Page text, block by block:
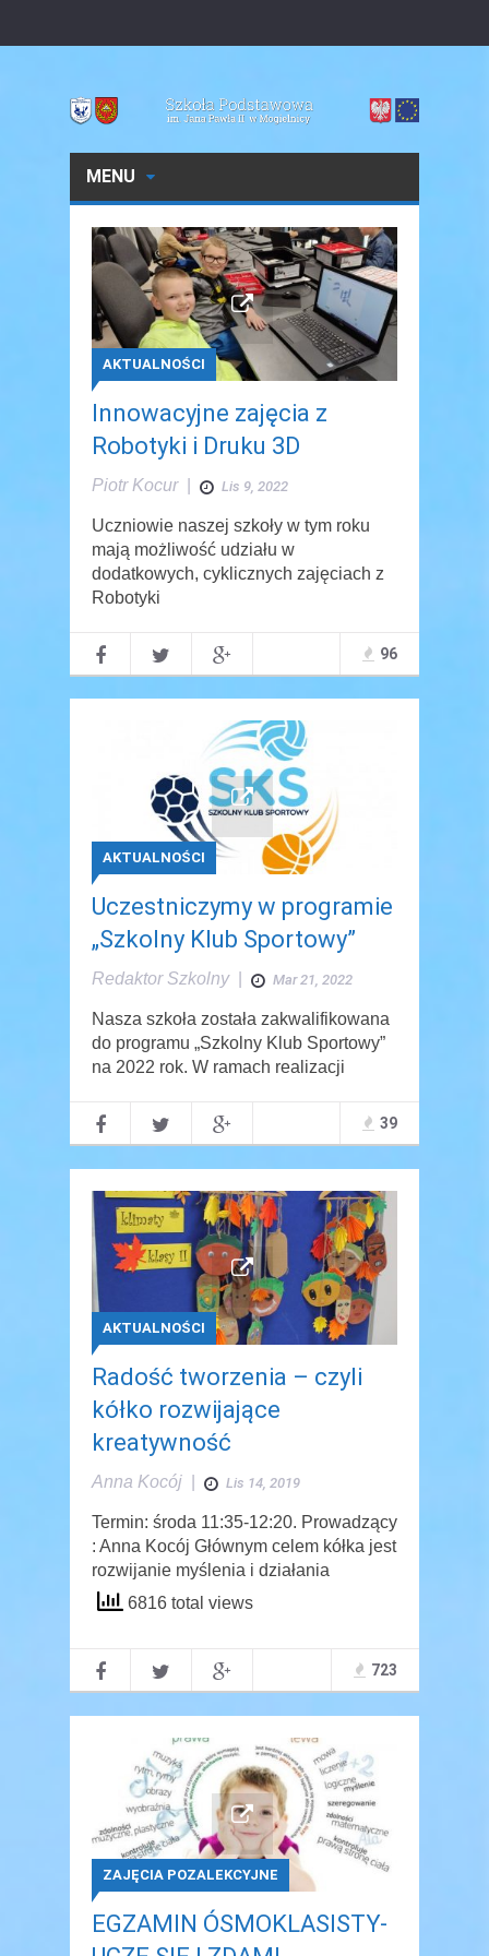
MENU
AKTUALNOŚCI
Innowacyjne zajęcia z
Robotyki i Druku 3D
Piotr Kocur| Lis 9, 2022
Uczniowie naszej szkoły w tym roku
mają możliwość udziału w
dodatkowych, cyklicznych zajęciach z
Robotyki
96
AKTUALNOŚCI
Uczestniczymy w programie
„Szkolny Klub Sportowy”
Redaktor Szkolny| Mar 21, 2022
Nasza szkoła została zakwalifikowana
do programu „Szkolny Klub Sportowy”
na 2022 rok. W ramach realizacji
39
AKTUALNOŚCI
Radość tworzenia – czyli
kółko rozwijające
kreatywność
Anna Kocój Lis 14, 2019
Termin: środa 11:35-12:20. Prowadzący
: Anna Kocój Głównym celem kółka jest
rozwijanie myślenia i działania
6816 total views
723
ZAJĘCIA POZALEKCYJNE
EGZAMIN ÓSMOKLASISTY-